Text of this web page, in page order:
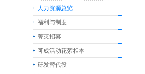
人力资源总览
福利与制度
菁英招募
可成活动花絮相本
研发替代役